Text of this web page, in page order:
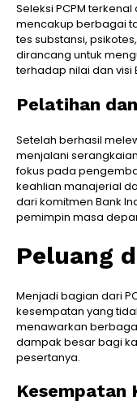
Seleksi PCPM
mencakup berbagai
tes substansi,
dirancang untuk
terhadap nilai dan visi
Pelatihan
Setelah berhasil
menjalani
fokus pada
keahlian manajerial
dari komitmen Bank
pemimpin masa
Peluang
Menjadi bagian dari
kesempatan yang
menawarkan
dampak besar bagi
pesertanya.
Kesempatan